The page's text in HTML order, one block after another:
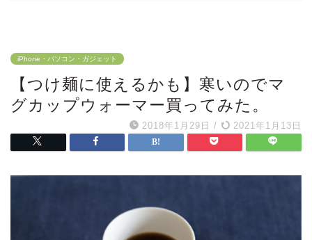
iPhone・パソコン・ガジェット
【つけ麺に使えるかも】寒いのでマ
グカップウォーマー買ってみた。
2018年1月29日 / 2021年1月13日